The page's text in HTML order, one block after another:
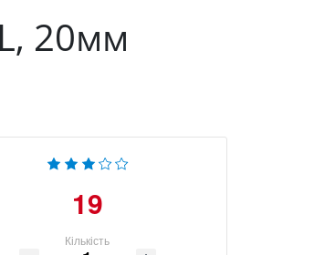
20мм
19
Кількість